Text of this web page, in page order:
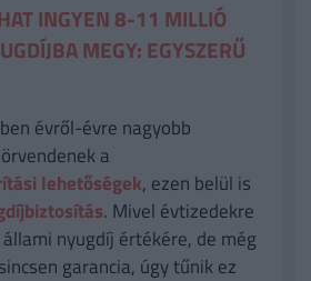
INGYEN 8-11 MILLIÓ
MEGY: EGYSZERŰ
évről-évre nagyobb
a
lehetőségek, ezen belül is
. Mivel évtizedekre
nyugdíj értékére, de még
garancia, úgy tűnik ez